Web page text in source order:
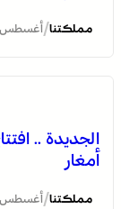
مملكتنا/أغسطس 7, 2026
الجديدة ..
أمغار
مملكتنا/أغسطس 7, 2026